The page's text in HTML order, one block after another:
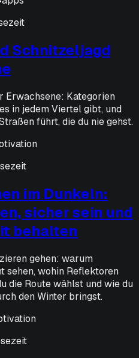
Schnitzeljagd
Erwachsene: Kategorien
in jedem Viertel gibt, und
führt, die du nie gehst.
im Dunkeln:
sicher sein und
behalten
gehen: warum
sehen, wohin Reflektoren
die Route wählst und wie du
den Winter bringst.